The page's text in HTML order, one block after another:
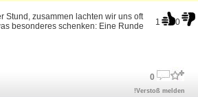
1 0
Stund, zusammen lachten wir uns oft
besonderes schenken: Eine Runde
0
!Verstoß melden